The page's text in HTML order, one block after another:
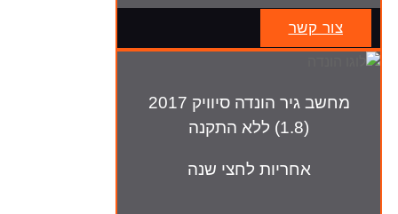
צור קשר
מחשב גיר הונדה סיוויק 2017
(1.8) ללא התקנה
אחריות לחצי שנה